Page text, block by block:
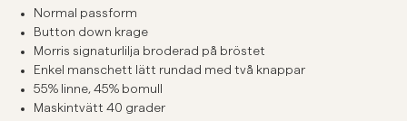
Normal passform
Button down krage
Morris signaturlilja broderad på bröstet
Enkel manschett lätt rundad med två knappar
55% linne, 45% bomull
Maskintvätt 40 grader